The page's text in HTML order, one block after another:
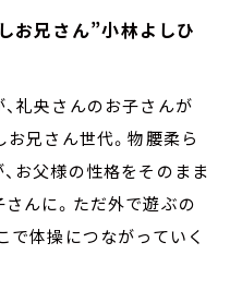
お兄さん”小林よしひ
礼央さんのお子さんが
お兄さん世代。物腰柔ら
お父様の性格をそのまま
んに。ただ外で遊ぶの
で体操につながっていく